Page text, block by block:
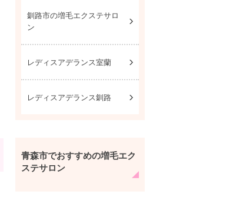
釧路市の増毛エクステサロ
ン
レディスアデランス室蘭
レディスアデランス釧路
青森市でおすすめの増毛エク
ステサロン